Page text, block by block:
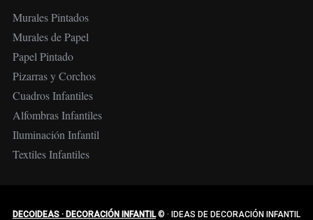
Murales Pintados
Murales de Papel
Papel Pintado
Pizarras y Corchos
Cuadros Infantiles
Alfombras Infantiles
Iluminación Infantil
Textiles Infantiles
DECOIDEAS · DECORACIÓN INFANTIL© ·
IDEAS DE DECORACIÓN INFANTIL